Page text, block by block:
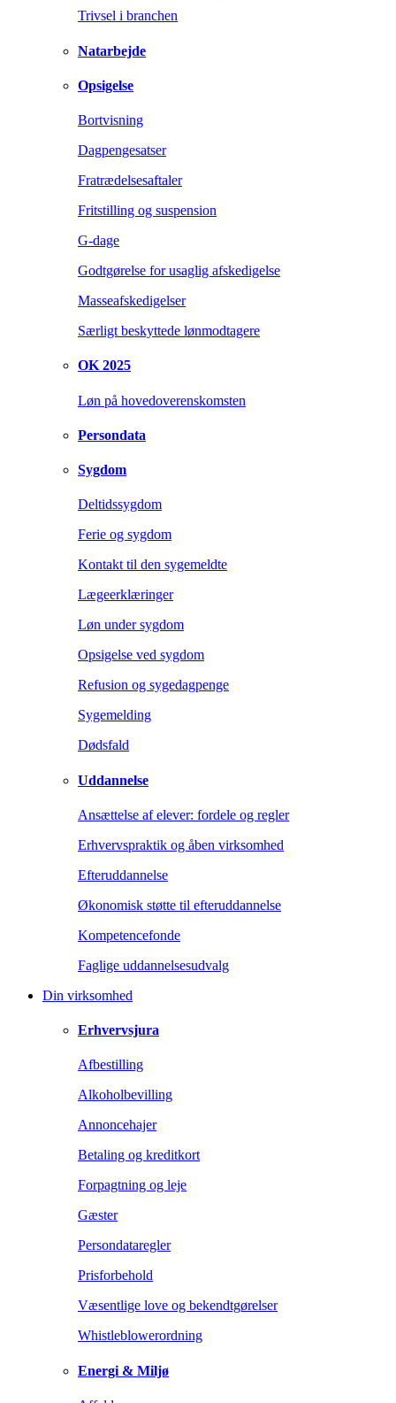
Trivsel i branchen
Natarbejde
Opsigelse
Bortvisning
Dagpengesatser
Fratrædelsesaftaler
Fritstilling og suspension
G-dage
Godtgørelse for usaglig afskedigelse
Masseafskedigelser
Særligt beskyttede lønmodtagere
OK 2025
Løn på hovedoverenskomsten
Persondata
Sygdom
Deltidssygdom
Ferie og sygdom
Kontakt til den sygemeldte
Lægeerklæringer
Løn under sygdom
Opsigelse ved sygdom
Refusion og sygedagpenge
Sygemelding
Dødsfald
Uddannelse
Ansættelse af elever: fordele og regler
Erhvervspraktik og åben virksomhed
Efteruddannelse
Økonomisk støtte til efteruddannelse
Kompetencefonde
Faglige uddannelsesudvalg
Din virksomhed
Erhvervsjura
Afbestilling
Alkoholbevilling
Annoncehajer
Betaling og kreditkort
Forpagtning og leje
Gæster
Persondataregler
Prisforbehold
Væsentlige love og bekendtgørelser
Whistleblowerordning
Energi & Miljø